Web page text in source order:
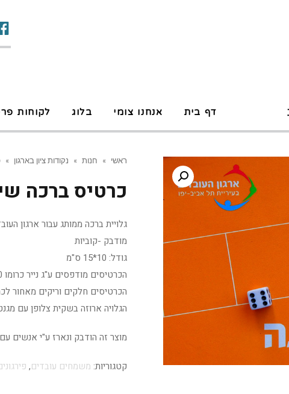
דף בית אנחנו צומי בלוג לקוחות
ראשי » חנות » נקודות ציון בארגון »
כרטיס ברכה
גלויית ברכה ממותג עבור ארגון
מודבק -קוביות
גודל: 10*15 ס"מ
הכרטיסים מודפסים ע"ג נייר כרומו 350 גר' גימור למינציה.
הכרטיסים חלקים וריקים מאחור
הגלויה ארוזה בשקית צלופן עם
מוצר זה הודבק ונארז ע"י אנשים
קטגוריות: משמחים עובדים,